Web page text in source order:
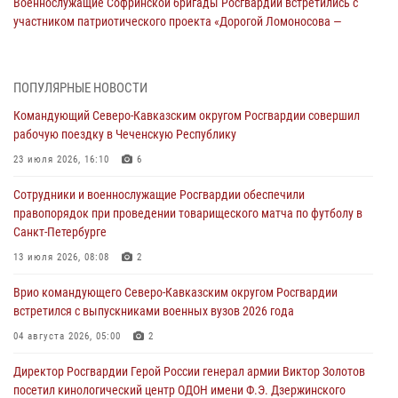
Военнослужащие Софринской бригады Росгвардии встретились с
участником патриотического проекта «Дорогой Ломоносова —
исполнилось 20 лет
08 августа 2026, 07:00
настольному теннису ко Дню физкультурника
08 августа 2026, 07:00
Росгвардейцы обеспечили безопасность «Поезда Победы» в
08 августа 2026, 07:00
В Москве росгвардейцы оказали помощь медикам и девушке с
08 августа 2026, 06:32 1
ПОПУЛЯРНЫЕ НОВОСТИ
Командующий Северо-Кавказским округом Росгвардии совершил
рабочую поездку в Чеченскую Республику
23 июля 2026, 16:10 6
Сотрудники и военнослужащие Росгвардии обеспечили
правопорядок при проведении товарищеского матча по футболу в
Санкт-Петербурге
13 июля 2026, 08:08 2
Врио командующего Северо-Кавказским округом Росгвардии
встретился с выпускниками военных вузов 2026 года
04 августа 2026, 05:00 2
Директор Росгвардии Герой России генерал армии Виктор Золотов
посетил кинологический центр ОДОН имени Ф.Э. Дзержинского